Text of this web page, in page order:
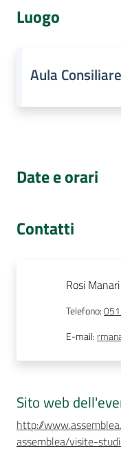
Attività
Argomenti
Per i cittadini
Luogo
Aula
Date e orari
Contatti
Rosi Manari
Telefono:
E-mail:
Sito web
http://
assemblea/visite-